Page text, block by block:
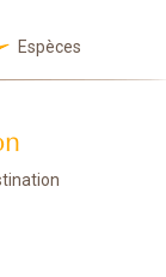
Espèces